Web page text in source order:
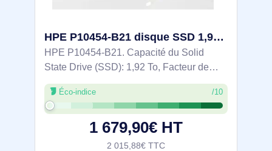
HPE P10454-B21 disque SSD 1,92 To 2.5" SAS TLC
HPE P10454-B21. Capacité du Solid
State Drive (SSD): 1,92 To, Facteur de
forme SSD: 2.5", Vitesse de lecture: 810
Mo/s, Vitesse d'écriture: 635 Mo/s, Taux de
transfert des données: 12 Gbit/s,
Éco-indice /10
1 679,90€ HT
2 015,88€ TTC